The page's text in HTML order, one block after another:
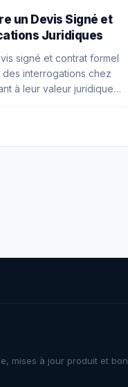
un Devis Signé et
Juridiques
signé et contrat formel
interrogations chez
à leur valeur juridique
organisent des
et opérationnelles
mises à jour produit et